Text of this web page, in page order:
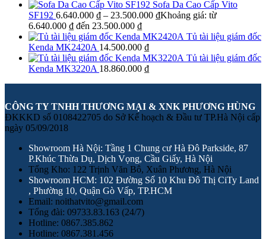
Sofa Da Cao Cấp Vito
SF192 6.640.000 ₫ – 23.500.000 ₫Khoảng giá: từ
6.640.000 ₫ đến 23.500.000 ₫
Tủ tài liệu giám đốc
Kenda MK2420A 14.500.000 ₫
Tủ tài liệu giám đốc
Kenda MK3220A 18.860.000 ₫
CÔNG TY TNHH THƯƠNG MẠI & XNK PHƯƠNG HÙNG
ĐKKKD số 0108422705 do Sở Kế hoạch & Đầu tư TP.Hà Nội cấp
ngày 05/09/2018
Showroom Hà Nội: Tầng 1 Chung cư Hà Đô Parkside, 87
P.Khúc Thừa Dụ, Dịch Vọng, Cầu Giấy, Hà Nội
Tổng Kho: 122 Trịnh Văn Bô, Xuân Phương, Hà Nội
Showroom HCM: 102 Đường Số 10 Khu Đô Thị CiTy Land
, Phường 10, Quận Gò Vấp, TP.HCM
Email: noithatvito@gmail.com
Tổng đài: 09733.83.163 (24/7)
Hotline: 0867.385.862
Hotline: 0867.381.456